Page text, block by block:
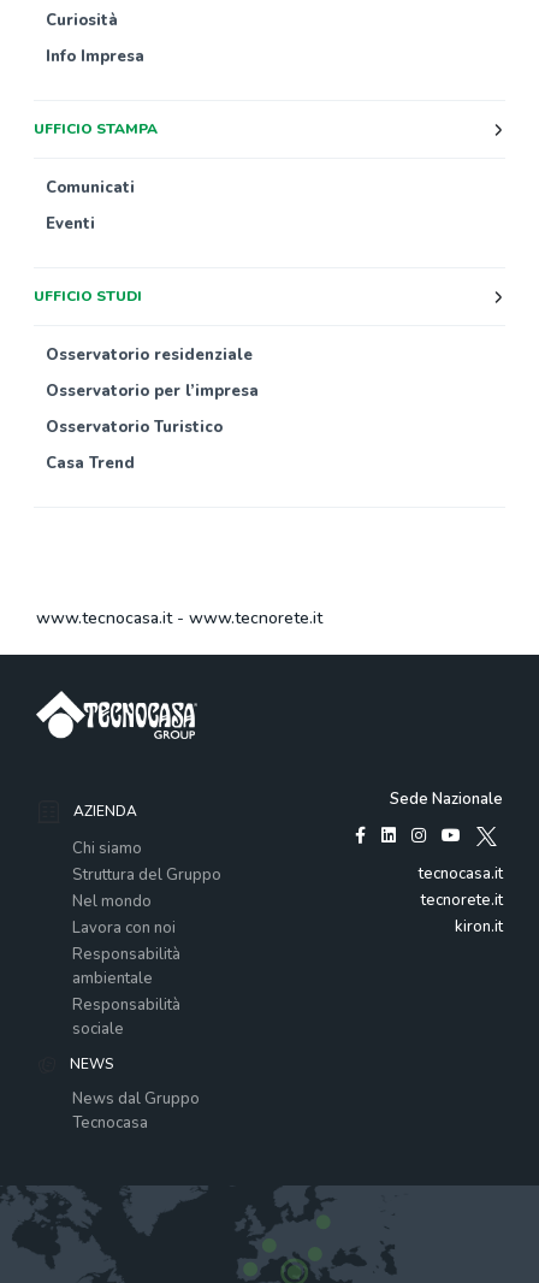
Curiosità
Info Impresa
UFFICIO STAMPA
Comunicati
Eventi
UFFICIO STUDI
Osservatorio residenziale
Osservatorio per l’impresa
Osservatorio Turistico
Casa Trend
www.tecnocasa.it- www.tecnorete.it
AZIENDA
Chi siamo
Struttura del Gruppo
Nel mondo
Lavora con noi
Responsabilità
ambientale
Responsabilità
sociale
NEWS
News dal Gruppo
Tecnocasa
Sede Nazionale
tecnocasa.it
tecnorete.it
kiron.it